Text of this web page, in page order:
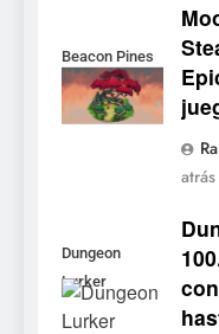
Beacon Pines
atrás
Dungeon
Lurker